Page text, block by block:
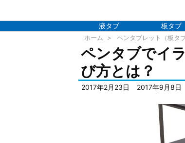
液タブ 板タブ
ホーム > ペンタブレット（板タブ
ペンタブでイ
び方とは？
2017年2月23日 2017年9月8日